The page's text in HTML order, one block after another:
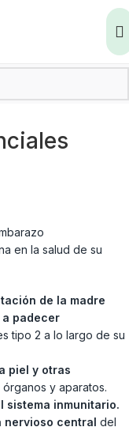
en la salud de su
de la madre
padecer
tipo 2 a lo largo de su
piel y otras
órganos y aparatos.
sistema inmunitario.
nervioso central del